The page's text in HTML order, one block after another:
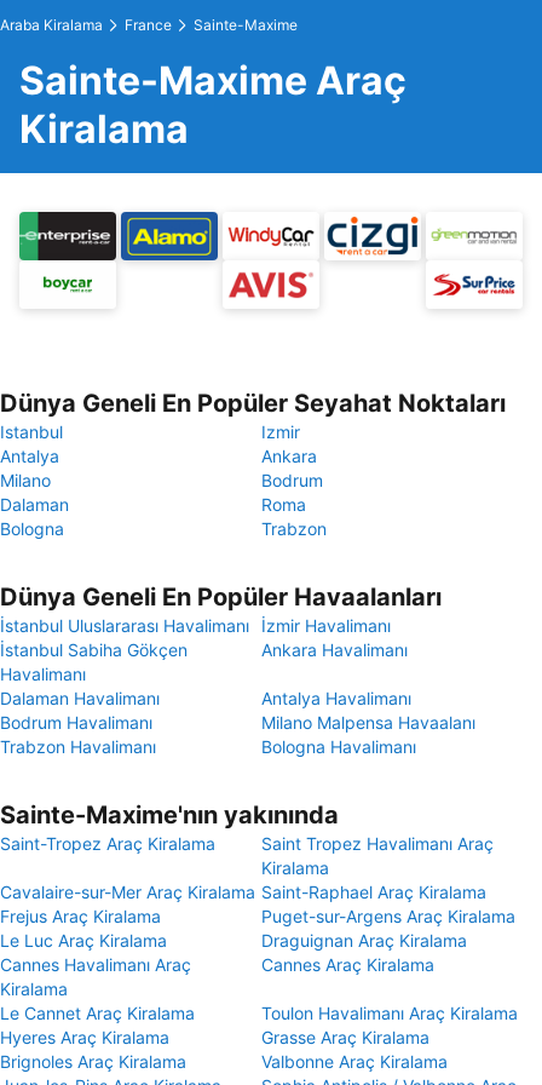
Araba Kiralama France Sainte-Maxime
Sainte-Maxime Araç
Kiralama
Dünya Geneli En Popüler Seyahat Noktaları
Istanbul
Izmir
Antalya
Ankara
Milano
Bodrum
Dalaman
Roma
Bologna
Trabzon
Dünya Geneli En Popüler Havaalanları
İstanbul Uluslararası Havalimanı
İzmir Havalimanı
İstanbul Sabiha Gökçen
Havalimanı
Ankara Havalimanı
Dalaman Havalimanı
Antalya Havalimanı
Bodrum Havalimanı
Milano Malpensa Havaalanı
Trabzon Havalimanı
Bologna Havalimanı
Sainte-Maxime'nın yakınında
Saint-Tropez Araç Kiralama
Saint Tropez Havalimanı Araç
Kiralama
Cavalaire-sur-Mer Araç Kiralama Saint-Raphael Araç Kiralama
Frejus Araç Kiralama
Puget-sur-Argens Araç Kiralama
Le Luc Araç Kiralama
Draguignan Araç Kiralama
Cannes Havalimanı Araç
Kiralama
Cannes Araç Kiralama
Le Cannet Araç Kiralama
Toulon Havalimanı Araç Kiralama
Hyeres Araç Kiralama
Grasse Araç Kiralama
Brignoles Araç Kiralama
Valbonne Araç Kiralama